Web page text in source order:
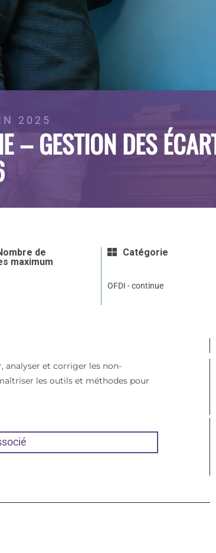
2025
– GESTION DES
de
maximum
Catégorie
OFDI - continue
analyser et corriger les non-
les outils et méthodes pour